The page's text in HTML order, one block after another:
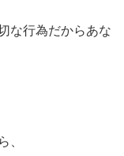
な行為だからあな
、